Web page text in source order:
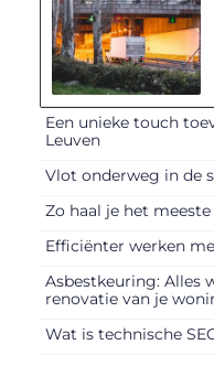
Een unieke touch
Leuven
Vlot onderweg in de
Zo haal je het
Efficiënter werken
Asbestkeuring: Alles
renovatie van je
Wat is technische